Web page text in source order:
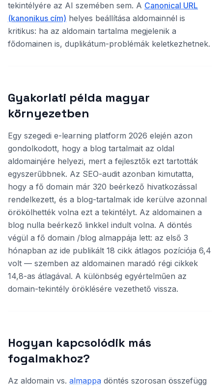
tekintélyére az AI szemében sem. A Canonical URL
(kanonikus cím) helyes beállítása aldomainnél is
kritikus: ha az aldomain tartalma megjelenik a
fődomainen is, duplikátum-problémák keletkezhetnek.
Gyakorlati példa magyar
környezetben
Egy szegedi e-learning platform 2026 elején azon
gondolkodott, hogy a blog tartalmait az oldal
aldomainjére helyezi, mert a fejlesztők ezt tartották
egyszerűbbnek. Az SEO-audit azonban kimutatta,
hogy a fő domain már 320 beérkező hivatkozással
rendelkezett, és a blog-tartalmak ide kerülve azonnal
örökölhették volna ezt a tekintélyt. Az aldomainen a
blog nulla beérkező linkkel indult volna. A döntés
végül a fő domain /blog almappája lett: az első 3
hónapban az ide publikált 18 cikk átlagos pozíciója 6,4
volt — szemben az aldomainen maradó régi cikkek
14,8-as átlagával. A különbség egyértelműen az
domain-tekintély öröklésére vezethető vissza.
Hogyan kapcsolódik más
fogalmakhoz?
Az aldomain vs. almappa döntés szorosan összefügg